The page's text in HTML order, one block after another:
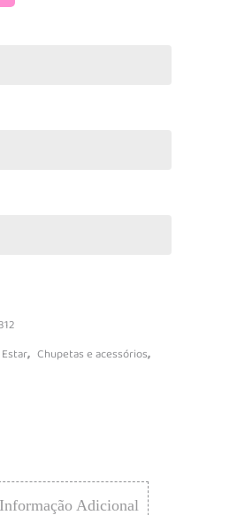
, Chupetas e acessórios,
Informação Adicional